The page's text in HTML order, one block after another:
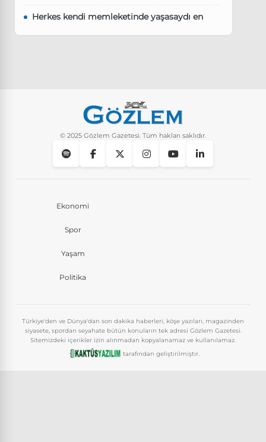
Herkes kendi memleketinde yaşasaydı en
Instagram’da keşfet nasıl temizlenir?
© 2025 Gözlem Gazetesi. Tüm hakları saklıdır.
Ekonomi
Spor
Yaşam
Politika
Türkiye'den ve Dünya'dan son dakika haberleri, köşe yazıları, magazinden
siyasete, spordan seyahate bütün konuların tek adresi Gözlem Gazetesi.
Sitemizdeki içerikler izin alınmadan kopyalanamaz ve kullanılamaz.
tarafından geliştirilmiştir.